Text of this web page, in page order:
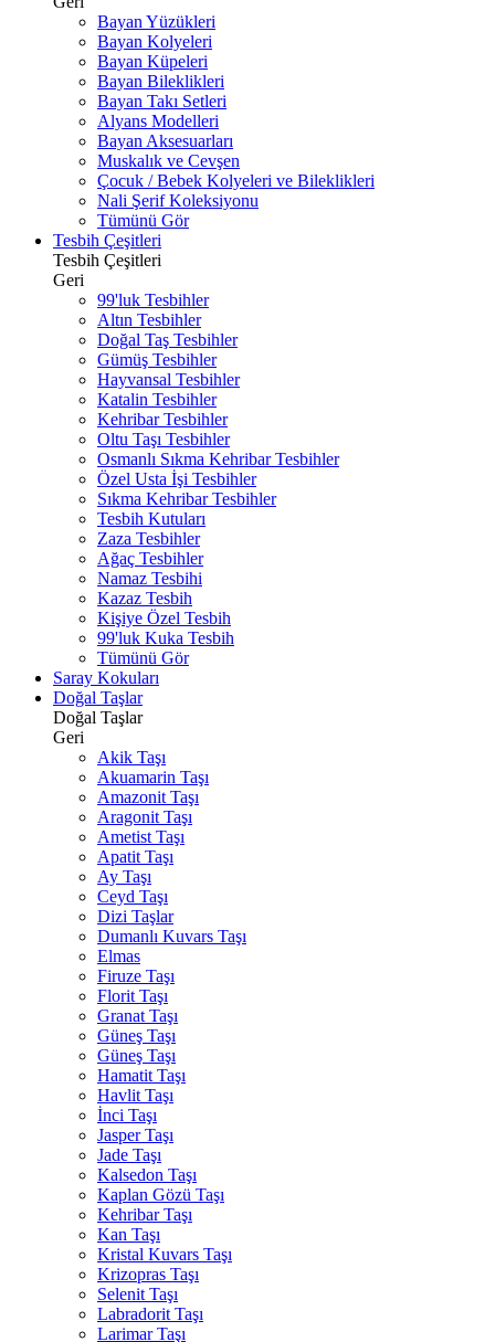
Bayan Yüzükleri
Bayan Kolyeleri
Bayan Küpeleri
Bayan Bileklikleri
Bayan Takı Setleri
Alyans Modelleri
Bayan Aksesuarları
Muskalık ve Cevşen
Çocuk / Bebek Kolyeleri ve Bileklikleri
Nali Şerif Koleksiyonu
Tümünü Gör
Tesbih Çeşitleri
Tesbih Çeşitleri
Geri
99'luk Tesbihler
Altın Tesbihler
Doğal Taş Tesbihler
Gümüş Tesbihler
Hayvansal Tesbihler
Katalin Tesbihler
Kehribar Tesbihler
Oltu Taşı Tesbihler
Osmanlı Sıkma Kehribar Tesbihler
Özel Usta İşi Tesbihler
Sıkma Kehribar Tesbihler
Tesbih Kutuları
Zaza Tesbihler
Ağaç Tesbihler
Namaz Tesbihi
Kazaz Tesbih
Kişiye Özel Tesbih
99'luk Kuka Tesbih
Tümünü Gör
Saray Kokuları
Doğal Taşlar
Doğal Taşlar
Geri
Akik Taşı
Akuamarin Taşı
Amazonit Taşı
Aragonit Taşı
Ametist Taşı
Apatit Taşı
Ay Taşı
Ceyd Taşı
Dizi Taşlar
Dumanlı Kuvars Taşı
Elmas
Firuze Taşı
Florit Taşı
Granat Taşı
Güneş Taşı
Güneş Taşı
Hamatit Taşı
Havlit Taşı
İnci Taşı
Jasper Taşı
Jade Taşı
Kalsedon Taşı
Kaplan Gözü Taşı
Kehribar Taşı
Kan Taşı
Kristal Kuvars Taşı
Krizopras Taşı
Selenit Taşı
Labradorit Taşı
Larimar Taşı